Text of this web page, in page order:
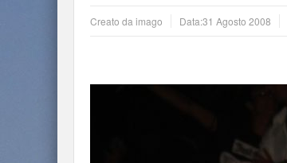
Creato da imago Data:31 Agosto 2008